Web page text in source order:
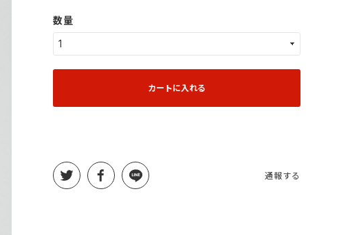
数量
カートに入れる
通報する